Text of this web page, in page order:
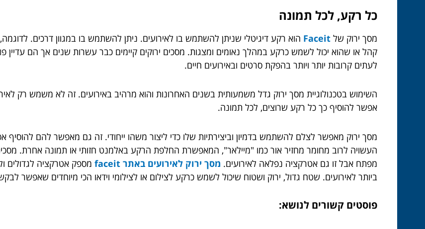
כל רקע, לכל תמונה
מסך ירוק של Faceit הוא רקע דיגיטלי שניתן להשתמש בו לאירועים. ניתן להשתמש בו במגוון דרכים.
קהל או שהוא יכול לשמש כרקע במהלך נאומים ומצגות. מסכים ירוקים קיימים כבר עשרות שנים אך הם עדיין
לעתים קרובות יותר ויותר בהפקת סרטים ובאירועים חיים.
השימוש בטכנולוגיית מסך ירוק גדל משמעותית בשנים האחרונות והוא מרהיב באירועים. זה לא משמש רק
אפשר להוסיף כך כל רקע שרוצים, לכל תמונה.
מסך ירוק מאפשר לצלם להשתמש בדמיון וביצירתיות שלו כדי ליצור משהו ייחודי. זה גם מאפשר להם להוסיף
העשויה לרוב מחומר מחזיר אור כמו "מיילאר", המאפשרת החלפת הרקע באלמנט חזותי או תמונה אחרת. מסכים
מפתח אבל זו גם אטרקציה נפלאה לאירועים. מסך ירוק לאירועים באתר faceit
מספק אטרקציה לגדולים
ביותר לאירועים. שטח גדול, ירוק ושטוח שיכול לשמש כרקע לצילום או לצילומי וידאו הכי מיוחדים שאפשר
פוסטים קשורים לנושא: